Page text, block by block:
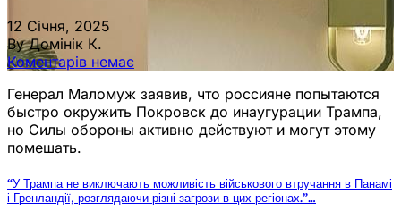
12 Січня, 2025
By Домінік К.
Коментарів немає
Генерал Маломуж заявив, что россияне попытаются
быстро окружить Покровск до инаугурации Трампа,
но Силы обороны активно действуют и могут этому
помешать.
“У Трампа не виключають можливість військового втручання в Панамі
і Гренландії, розглядаючи різні загрози в цих регіонах.”…